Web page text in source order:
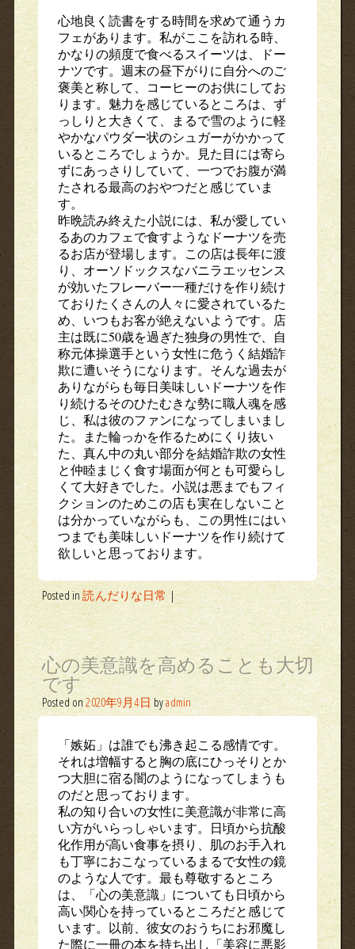
心地良く読書をする時間を求めて通うカ
フェがあります。私がここを訪れる時、
かなりの頻度で食べるスイーツは、ドー
ナツです。週末の昼下がりに自分へのご
褒美と称して、コーヒーのお供にしてお
ります。魅力を感じているところは、ず
っしりと大きくて、まるで雪のように軽
やかなパウダー状のシュガーがかかって
いるところでしょうか。見た目には寄ら
ずにあっさりしていて、一つでお腹が満
たされる最高のおやつだと感じていま
す。
昨晩読み終えた小説には、私が愛してい
るあのカフェで食すようなドーナツを売
るお店が登場します。この店は長年に渡
り、オーソドックスなバニラエッセンス
が効いたフレーバー一種だけを作り続け
ておりたくさんの人々に愛されているた
め、いつもお客が絶えないようです。店
主は既に50歳を過ぎた独身の男性で、自
称元体操選手という女性に危うく結婚詐
欺に遭いそうになります。そんな過去が
ありながらも毎日美味しいドーナツを作
り続けるそのひたむきな勢に職人魂を感
じ、私は彼のファンになってしまいまし
た。また輪っかを作るためにくり抜い
た、真ん中の丸い部分を結婚詐欺の女性
と仲睦まじく食す場面が何とも可愛らし
くて大好きでした。小説は悪までもフィ
クションのためこの店も実在しないこと
は分かっていながらも、この男性にはい
つまでも美味しいドーナツを作り続けて
欲しいと思っております。
Posted in読んだりな日常 |
心の美意識を高めることも大切
です
Posted on2020年9月4日 byadmin
「嫉妬」は誰でも沸き起こる感情です。
それは増幅すると胸の底にひっそりとか
つ大胆に宿る闇のようになってしまうも
のだと思っております。
私の知り合いの女性に美意識が非常に高
い方がいらっしゃいます。日頃から抗酸
化作用が高い食事を摂り、肌のお手入れ
も丁寧におこなっているまるで女性の鏡
のような人です。最も尊敬するところ
は、「心の美意識」についても日頃から
高い関心を持っているところだと感じて
います。以前、彼女のおうちにお邪魔し
た際に一冊の本を持ち出し「美容に悪影